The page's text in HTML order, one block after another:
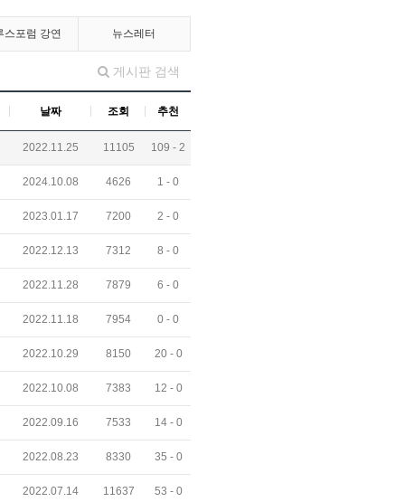
스포럼 강연 뉴스레터
게시판 검색
날짜 조회 추천
2022.11.25 11105 109 - 2
2024.10.08 4626 1 - 0
2023.01.17 7200 2 - 0
2022.12.13 7312 8 - 0
2022.11.28 7879 6 - 0
2022.11.18 7954 0 - 0
2022.10.29 8150 20 - 0
2022.10.08 7383 12 - 0
2022.09.16 7533 14 - 0
2022.08.23 8330 35 - 0
2022.07.14 11637 53 - 0